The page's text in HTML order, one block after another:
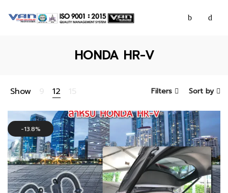
HONDA HR-V
Show 9 12 15 Sort by
Filters
13.8%